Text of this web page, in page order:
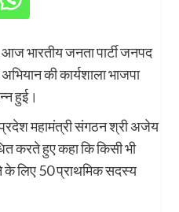
भारतीय जनता पार्टी जनपद
की कार्यशाला भाजपा
हुई।
महामंत्री संगठन श्री अजेय
करते हुए कहा कि किसी भी
के लिए 50 प्राथमिक सदस्य